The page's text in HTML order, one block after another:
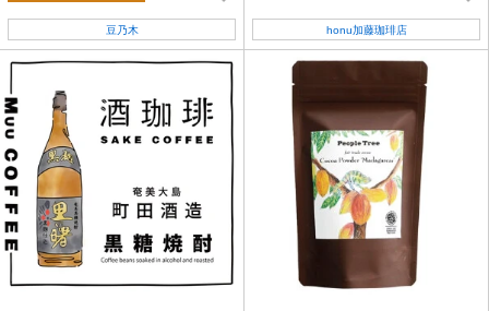
豆乃木 honu加藤珈琲店